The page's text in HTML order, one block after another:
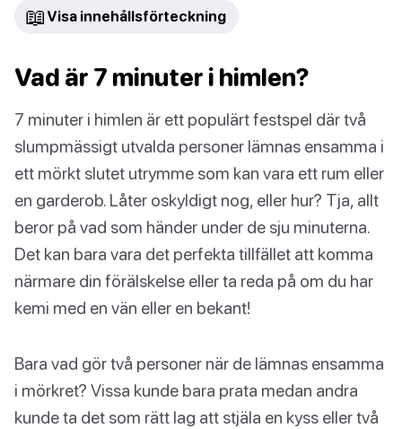
📖 Visa innehållsförteckning
Vad är 7 minuter i himlen?
7 minuter i himlen är ett populärt festspel där två
slumpmässigt utvalda personer lämnas ensamma i
ett mörkt slutet utrymme som kan vara ett rum eller
en garderob. Låter oskyldigt nog, eller hur? Tja, allt
beror på vad som händer under de sju minuterna.
Det kan bara vara det perfekta tillfället att komma
närmare din förälskelse eller ta reda på om du har
kemi med en vän eller en bekant!
Bara vad gör två personer när de lämnas ensamma
i mörkret? Vissa kunde bara prata medan andra
kunde ta det som rätt lag att stjäla en kyss eller två